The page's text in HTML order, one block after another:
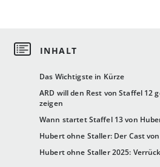
Das Wichtigste in Kürze
ARD will den Rest von Staffel 12
zeigen
Wann startet Staffel 13 von
Hubert ohne Staller: Der Cast
Hubert ohne Staller 2025: